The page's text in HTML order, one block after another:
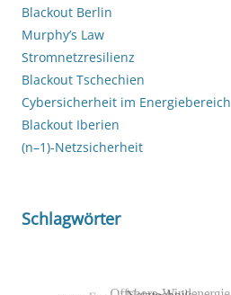
Blackout Berlin
Murphy’s Law
Stromnetzresilienz
Blackout Tschechien
Cybersicherheit im Energiebereich
Blackout Iberien
(n–1)-Netzsicherheit
Schlagwörter